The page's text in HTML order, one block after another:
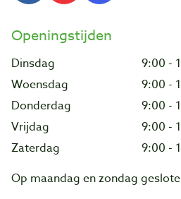
Openingstijden
Dinsdag
9:00 -
Woensdag
9:00 -
Donderdag
9:00 -
Vrijdag
9:00 -
Zaterdag
9:00 -
Op maandag en zondag